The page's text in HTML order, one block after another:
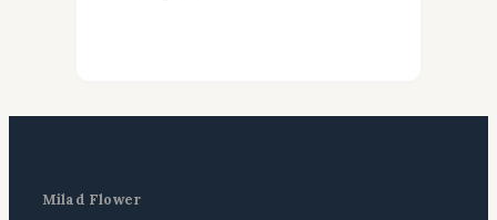
Milad Flower